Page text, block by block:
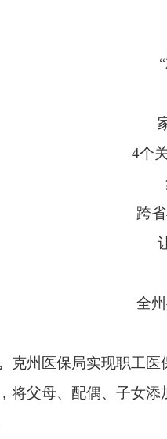
家庭共济办理
4个关联性强、办
让医疗保障服
全州共受理相关
办结
个人账户家庭共济绑定达
医备案办理渠道更加多元，
机构安排专人24小时内完
了原有手工报销模式，极大